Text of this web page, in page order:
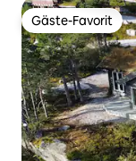
Gäste-Favorit
Gäste-Favorit